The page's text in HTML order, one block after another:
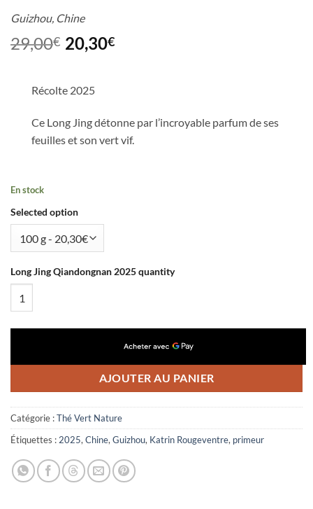
Guizhou, Chine
29,00€ 20,30€
Récolte 2025
Ce Long Jing détonne par l’incroyable parfum de ses
feuilles et son vert vif.
En stock
Selected option
Long Jing Qiandongnan 2025 quantity
AJOUTER AU PANIER
Catégorie :Thé Vert Nature
Étiquettes : 2025, Chine, Guizhou, Katrin Rougeventre, primeur